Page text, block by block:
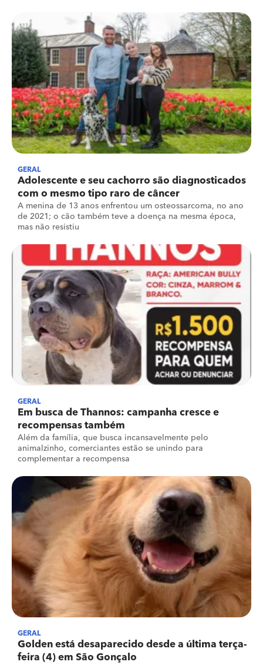
GERAL
Adolescente e seu cachorro são diagnosticados
com o mesmo tipo raro de câncer
A menina de 13 anos enfrentou um osteossarcoma, no ano
de 2021; o cão também teve a doença na mesma época,
mas não resistiu
GERAL
Em busca de Thannos: campanha cresce e
recompensas também
Além da família, que busca incansavelmente pelo
animalzinho, comerciantes estão se unindo para
complementar a recompensa
GERAL
Golden está desaparecido desde a última terça-
feira (4) em São Gonçalo